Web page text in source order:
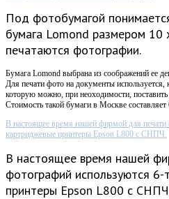
Под фотобумагой
бумага Lomond размером 10
печатаются фотографии.
Бумага Lomond выбрана из соображений ее
Для печати фото на документы используется,
которую можно, при неоходимости, поставить
Стоимость такой бумаги в Москве составляет
В настоящее время нашей фирмой для
картриджевые принтеры Epson L800 с СНПЧ.
В настоящее время нашей
фотографий используются
принтеры Epson L800 с